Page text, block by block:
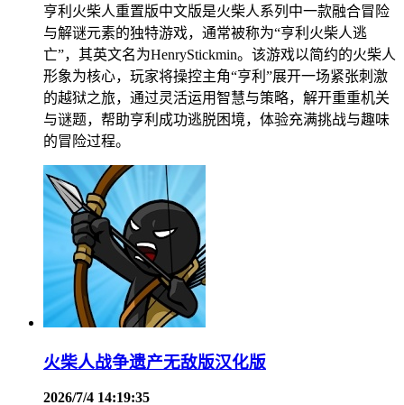
亨利火柴人重置版中文版是火柴人系列中一款融合冒险
与解谜元素的独特游戏，通常被称为“亨利火柴人逃
亡”，其英文名为HenryStickmin。该游戏以简约的火柴人
形象为核心，玩家将操控主角“亨利”展开一场紧张刺激
的越狱之旅，通过灵活运用智慧与策略，解开重重机关
与谜题，帮助亨利成功逃脱困境，体验充满挑战与趣味
的冒险过程。
火柴人战争遗产无敌版汉化版
2026/7/4 14:19:35